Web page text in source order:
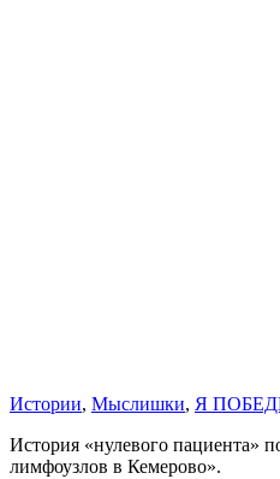
Истории, Мыслишки, Я
История «нулевого пациента»
лимфоузлов в Кемерово».